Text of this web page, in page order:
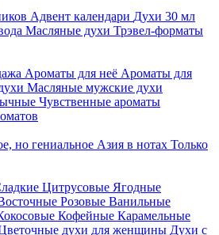
Адвент календари Духи 30 мл
Масляные духи Трэвел-форматы
Ароматы для неё Ароматы для
Масляные мужские духи
Чувственные ароматы
но гениальное Азия в нотах Только
Цитрусовые Ягодные
Розовые Ванильные
Кофейные Карамельные
духи для женщины Духи с